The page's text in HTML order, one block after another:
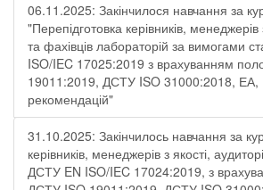
06.11.2025: Закінчилося навчання за
"Перепідготовка керівників, менеджерів
та фахівців лабораторій за вимогами
ISO/IEC 17025:2019 з врахуванням
19011:2019, ДСТУ ISO 31000:2018, ЕА,
рекомендацій"
31.10.2025: Закінчилось навчання за
керівників, менеджерів з якості,
ДСТУ EN ISO/IEC 17024:2019, з